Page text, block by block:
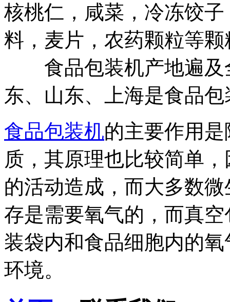
核桃仁，咸菜，冷冻饺
料，麦片，农药颗粒等
食品包装机产地遍及
东、山东、上海是食
食品包装机的主要作用
质，其原理也比较简单
的活动造成，而大多数
存是需要氧气的，而真
装袋内和食品细胞内的
环境。